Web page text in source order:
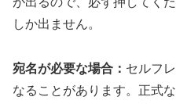
しか出ません。
宛名が必要な場合： セルフ
なることがあります。正式